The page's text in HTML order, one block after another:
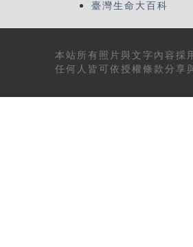
臺灣生命大百科
本站所有 照片與文字內容 採
任何人皆可依授權條款分享